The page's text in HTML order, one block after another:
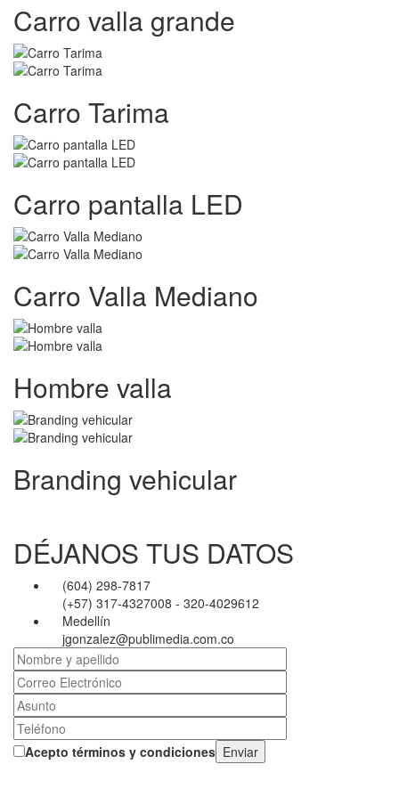
Carro valla grande
Carro Tarima
Carro pantalla LED
Carro Valla Mediano
Hombre valla
Branding vehicular
DÉJANOS TUS DATOS
(604) 298-7817
(+57) 317-4327008 - 320-4029612
Medellín
jgonzalez@publimedia.com.co
Acepto términos y condiciones